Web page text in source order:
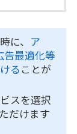
に、 ア
告最適化等
る ことが
スを選択
だけます